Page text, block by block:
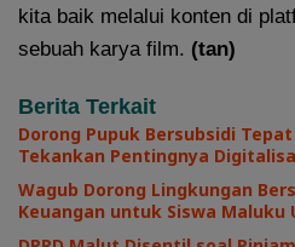
kita baik melalui konten di
sebuah karya film. (tan)
Berita Terkait
Dorong Pupuk Bersubsidi
Tekankan Pentingnya
Wagub Dorong Lingkungan
Keuangan untuk Siswa Maluku